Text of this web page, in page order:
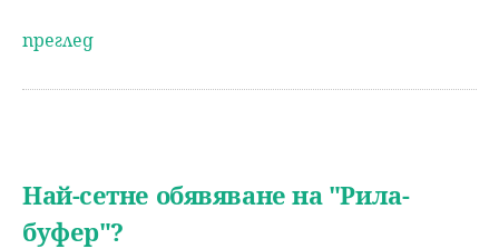
преглед
Най-сетне обявяване на "Рила-
буфер"?